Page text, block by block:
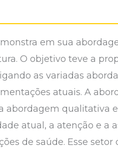
em sua
O objetivo teve a
as variadas
atuais. A
abordagem qualitativa
atual, a atenção e
de saúde. Esse